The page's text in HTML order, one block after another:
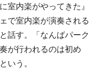
室内楽がやってきた』
で室内楽が演奏される
話す。「なんばパーク
が行われるのは初め
いう。